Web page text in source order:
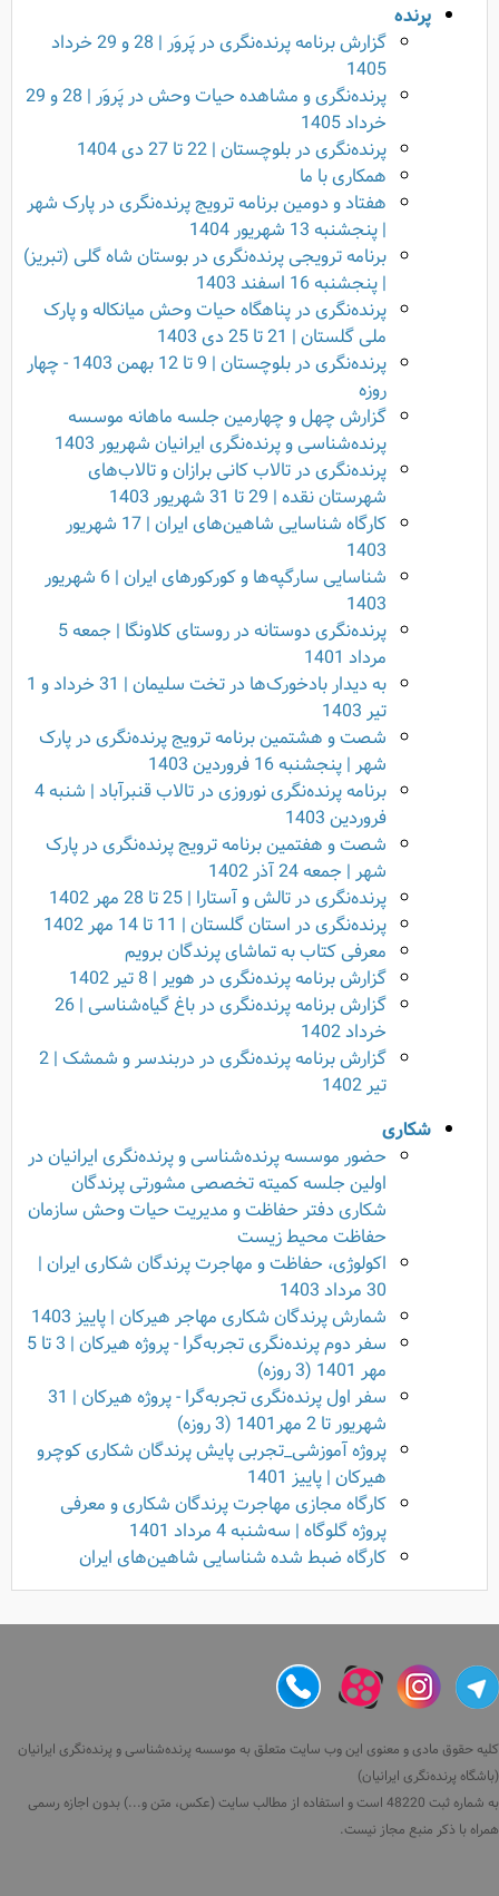
پرنده
گزارش برنامه پرنده‌نگری در پَروَر | 28 و 29 خرداد
1405
پرنده‌نگری و مشاهده حیات وحش در پَروَر | 28 و 29
خرداد 1405
پرنده‌نگری در بلوچستان | 22 تا 27 دی 1404
همکاری با ما
هفتاد و دومین برنامه ترویج پرنده‌نگری در پارک شهر
| پنجشنبه 13 شهریور 1404
برنامه ترویجی پرنده‌نگری در بوستان شاه گلی (تبریز)
| پنجشنبه 16 اسفند 1403
پرنده‌نگری در پناهگاه حیات وحش میانکاله و پارک
ملی گلستان | 21 تا 25 دی 1403
پرنده‌نگری در بلوچستان | 9 تا 12 بهمن 1403 - چهار
روزه
گزارش چهل و چهارمین جلسه ماهانه موسسه
پرنده‌شناسی و پرنده‌نگری ایرانیان شهریور 1403
پرنده‌نگری در تالاب کانی برازان و تالاب‌های
شهرستان نقده | 29 تا 31 شهریور 1403
کارگاه شناسایی شاهین‌های ایران | 17 شهریور
1403
شناسایی سارگپه‌ها و کورکورهای ایران | 6 شهریور
1403
پرنده‌نگری دوستانه در روستای کلاونگا | جمعه 5
مرداد 1401
به دیدار بادخورک‌ها در تخت سلیمان | 31 خرداد و 1
تیر 1403
شصت و هشتمین برنامه ترویج پرنده‌نگری در پارک
شهر | پنجشنبه 16 فروردین 1403
برنامه پرنده‌نگری نوروزی در تالاب قنبرآباد | شنبه 4
فروردین 1403
شصت و هفتمین برنامه ترویج پرنده‌نگری در پارک
شهر | جمعه 24 آذر 1402
پرنده‌نگری در تالش و آستارا | 25 تا 28 مهر 1402
پرنده‌نگری در استان گلستان | 11 تا 14 مهر 1402
معرفی کتاب به تماشای پرندگان برویم
گزارش برنامه پرنده‌نگری در هویر | 8 تیر 1402
گزارش برنامه پرنده‌نگری در باغ گیاه‌شناسی | 26
خرداد 1402
گزارش برنامه پرنده‌نگری در دربندسر و شمشک | 2
تیر 1402
شکاری
حضور موسسه پرنده‌شناسی و پرنده‌نگری ایرانیان در
اولین جلسه کمیته تخصصی مشورتی پرندگان
شکاری دفتر حفاظت و مدیریت حیات وحش سازمان
حفاظت محیط زیست
اکولوژی، حفاظت و مهاجرت پرندگان شکاری ایران |
30 مرداد 1403
شمارش پرندگان شکاری مهاجر هیرکان | پاییز 1403
سفر دوم پرنده‌نگری تجربه‌گرا - پروژه هیرکان | 3 تا 5
مهر 1401 (3 روزه)
سفر اول پرنده‌نگری تجربه‌گرا - پروژه هیرکان | 31
شهریور تا 2 مهر1401 (3 روزه)
پروژه آموزشی_تجربی پایش پرندگان شکاری کوچرو
هیرکان | پاییز 1401
کارگاه مجازی مهاجرت پرندگان شکاری و معرفی
پروژه گلوگاه | سه‌شنبه 4 مرداد 1401
کارگاه ضبط شده‌ شناسایی شاهین‌های ایران
کلیه حقوق مادی و معنوی این وب سایت متعلق به موسسه پرنده‌شناسی و پرنده‌نگری ایرانیان
(باشگاه پرنده‌نگری ایرانیان)
به شماره ثبت 48220 است و استفاده از مطالب سایت (عکس، متن و...) بدون اجازه رسمی
همراه با ذکر منبع مجاز نیست.